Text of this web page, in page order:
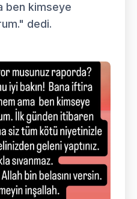
ben kimseye
dedi.